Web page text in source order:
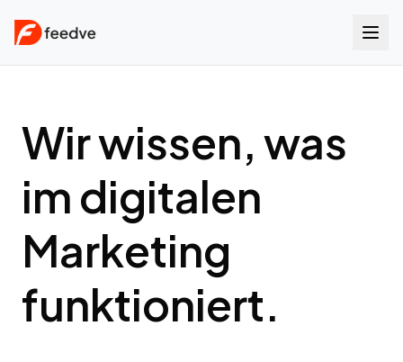
Wir wissen, was
im digitalen
Marketing
funktioniert.